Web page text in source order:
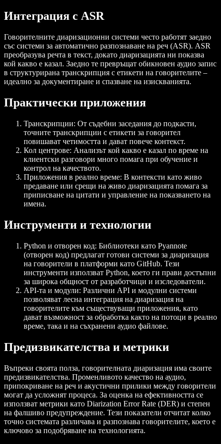
Интеграция с ASR
Говорителните диаризационни системи често работят заедно
със системи за автоматично разпознаване на реч (ASR). ASR
преобразува речта в текст, докато диаризацията ни показва
кой какво е казал. Заедно те превръщат обикновен аудио запис
в структурирана транскрипция с етикети на говорителите –
идеално за документиране и спазване на изискванията.
Практически приложения
Транскрипции: От съдебни заседания до подкасти,
точните транскрипции с етикети за говорител
повишават четимостта и дават повече контекст.
Кол центрове: Анализът кой какво е казал по време на
клиентски разговори много помага при обучение и
контрол на качеството.
Приложения в реално време: В контексти като живо
предаване или срещи на живо диаризацията помага за
приписване на цитати и управление на показването на
имена.
Инструменти и технологии
Python и отворен код: Библиотеки като Pyannote
(отворен код) предлагат готови системи за диаризация
на говорители в платформи като GitHub. Тези
инструменти използват Python, което ги прави достъпни
за широка общност от разработчици и изследователи.
API-та и модули: Различни API и модулни системи
позволяват лесна интеграция на диаризация на
говорителите към съществуващи приложения, като
дават възможност за обработка както на потоци в реално
време, така и на съхранени аудио файлове.
Предизвикателства и метрики
Въпреки своята полза, говорителната диаризация има своите
предизвикателства. Променливото качество на аудио,
припокриване на реч и акустични прилики между говорители
могат да усложнят процеса. За оценка на ефективността се
използват метрики като Diarization Error Rate (DER) и степен
на фалшиво предупреждение. Тези показатели отчитат колко
точно системата различава и разпознава говорителите, което е
ключово за подобряване на технологията.